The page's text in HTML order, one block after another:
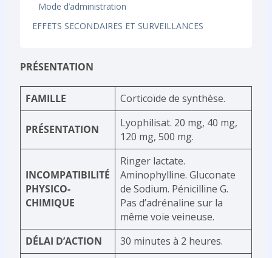
Mode d’administration
EFFETS SECONDAIRES ET SURVEILLANCES
PRÉSENTATION
FAMILLE Corticoïde de synthèse.
PRÉSENTATION
Lyophilisat. 20 mg, 40 mg,
120 mg, 500 mg.
INCOMPATIBILITÉ
PHYSICO-
CHIMIQUE
Ringer lactate.
Aminophylline. Gluconate
de Sodium. Pénicilline G.
Pas d’adrénaline sur la
même voie veineuse.
DÉLAI D’ACTION
30 minutes à 2 heures.